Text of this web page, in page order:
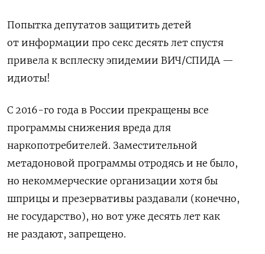
Попытка депутатов защитить детей
от информации про секс десять лет спустя
привела к всплеску эпидемии ВИЧ/СПИДА —
идиоты!
С 2016-го года в России прекращены все
программы снижения вреда для
наркопотребителей. Заместительной
метадоновой программы отродясь и не было,
но некоммерческие организации хотя бы
шприцы и презервативы раздавали (конечно,
не государство), но вот уже десять лет как
не раздают, запрещено.